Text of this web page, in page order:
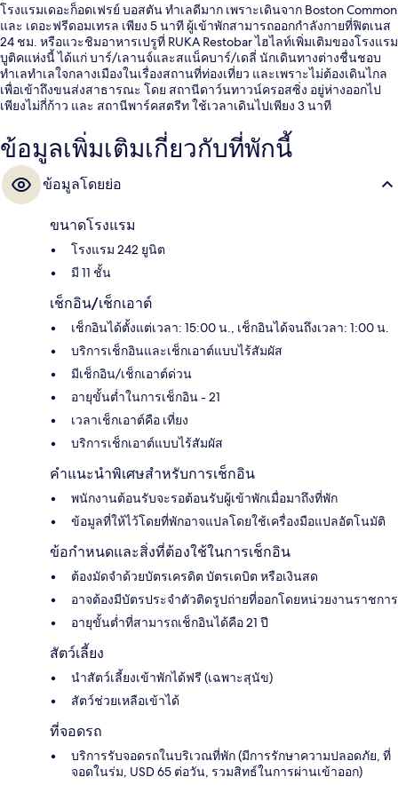
โรงแรมเดอะก็อดเฟรย์ บอสตัน ทำเลดีมาก เพราะเดินจาก Boston Common
และ เดอะฟรีดอมเทรล เพียง 5 นาที ผู้เข้าพักสามารถออกกำลังกายที่ฟิตเนส
24 ชม. หรือแวะชิมอาหารเปรูที่ RUKA Restobar ไฮไลท์เพิ่มเติมของโรงแรม
บูติคแห่งนี้ ได้แก่ บาร์/เลานจ์และสแน็คบาร์/เดลี่ นักเดินทางต่างชื่นชอบ
ทำเลทำเลใจกลางเมืองในเรื่องสถานที่ท่องเที่ยว และเพราะไม่ต้องเดินไกล
เพื่อเข้าถึงขนส่งสาธารณะ โดย สถานีดาว์นทาวน์ครอสซิ่ง อยู่ห่างออกไป
เพียงไม่กี่ก้าว และ สถานีพาร์คสตรีท ใช้เวลาเดินไปเพียง 3 นาที
ข้อมูลเพิ่มเติมเกี่ยวกับที่พักนี้
ข้อมูลโดยย่อ
ขนาดโรงแรม
โรงแรม 242 ยูนิต
มี 11 ชั้น
เช็กอิน/เช็กเอาต์
เช็กอินได้ตั้งแต่เวลา: 15:00 น., เช็กอินได้จนถึงเวลา: 1:00 น.
บริการเช็กอินและเช็กเอาต์แบบไร้สัมผัส
มีเช็กอิน/เช็กเอาต์ด่วน
อายุขั้นต่ำในการเช็กอิน - 21
เวลาเช็กเอาต์คือ เที่ยง
บริการเช็กเอาต์แบบไร้สัมผัส
คำแนะนำพิเศษสำหรับการเช็กอิน
พนักงานต้อนรับจะรอต้อนรับผู้เข้าพักเมื่อมาถึงที่พัก
ข้อมูลที่ให้ไว้โดยที่พักอาจแปลโดยใช้เครื่องมือแปลอัตโนมัติ
ข้อกำหนดและสิ่งที่ต้องใช้ในการเช็กอิน
ต้องมัดจำด้วยบัตรเครดิต บัตรเดบิต หรือเงินสด
อาจต้องมีบัตรประจำตัวติดรูปถ่ายที่ออกโดยหน่วยงานราชการ
อายุขั้นต่ำที่สามารถเช็กอินได้คือ 21 ปี
สัตว์เลี้ยง
นำสัตว์เลี้ยงเข้าพักได้ฟรี (เฉพาะสุนัข)
สัตว์ช่วยเหลือเข้าได้
ที่จอดรถ
บริการรับจอดรถในบริเวณที่พัก (มีการรักษาความปลอดภัย, ที่
จอดในร่ม, USD 65 ต่อวัน, รวมสิทธ์ในการผ่านเข้าออก)